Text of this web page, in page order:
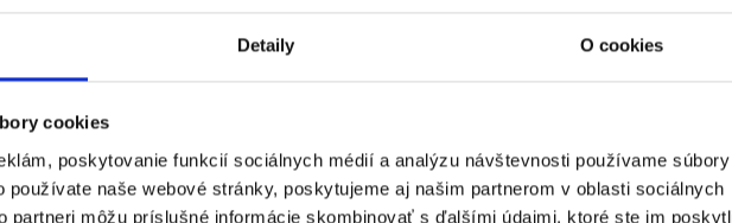
Detaily O cookies
cookies
poskytovanie funkcií sociálnych médií a analýzu návštevnosti používame súbory
používate naše webové stránky, poskytujeme aj našim partnerom v oblasti sociálnych
partneri môžu príslušné informácie skombinovať s ďalšími údajmi, ktoré ste im